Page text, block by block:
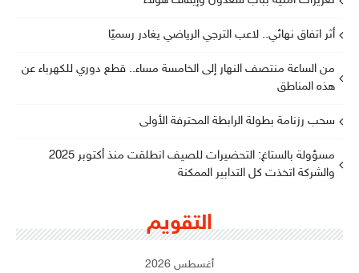
أثر اتفاق نهائي.. لاعب الترجي الرياضي يغادر رسميًا
من الساعة منتصف النهار إلى الخامسة مساء.. قطع دوري للكهرباء عن
هذه المناطق
سحب رزنامة بطولة الرابطة المحترفة الأولى
مسؤولة بالستاغ: التحضيرات للصيف انطلقت منذ أكتوبر 2025
والشركة اتخذت كل التدابير الممكنة
التقويم
أغسطس 2026